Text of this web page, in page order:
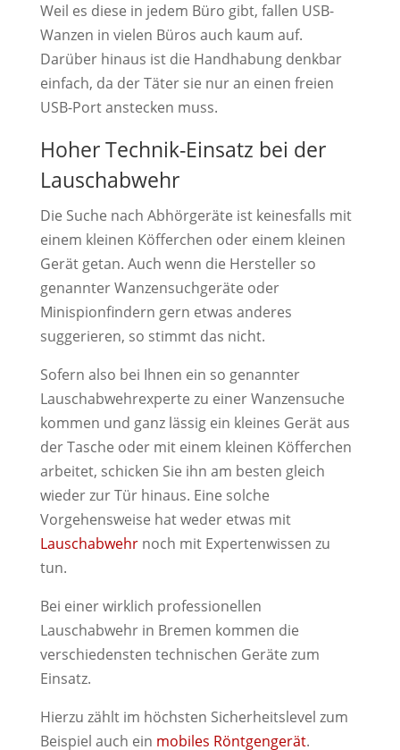
Weil es diese in jedem Büro gibt, fallen USB-
Wanzen in vielen Büros auch kaum auf.
Darüber hinaus ist die Handhabung denkbar
einfach, da der Täter sie nur an einen freien
USB-Port anstecken muss.
Hoher Technik-Einsatz bei der
Lauschabwehr
Die Suche nach Abhörgeräte ist keinesfalls mit
einem kleinen Köfferchen oder einem kleinen
Gerät getan. Auch wenn die Hersteller so
genannter Wanzensuchgeräte oder
Minispionfindern gern etwas anderes
suggerieren, so stimmt das nicht.
Sofern also bei Ihnen ein so genannter
Lauschabwehrexperte zu einer Wanzensuche
kommen und ganz lässig ein kleines Gerät aus
der Tasche oder mit einem kleinen Köfferchen
arbeitet, schicken Sie ihn am besten gleich
wieder zur Tür hinaus. Eine solche
Vorgehensweise hat weder etwas mit
Lauschabwehrnoch mit Expertenwissen zu
tun.
Bei einer wirklich professionellen
Lauschabwehr in Bremen kommen die
verschiedensten technischen Geräte zum
Einsatz.
Hierzu zählt im höchsten Sicherheitslevel zum
Beispiel auch ein mobiles Röntgengerät.